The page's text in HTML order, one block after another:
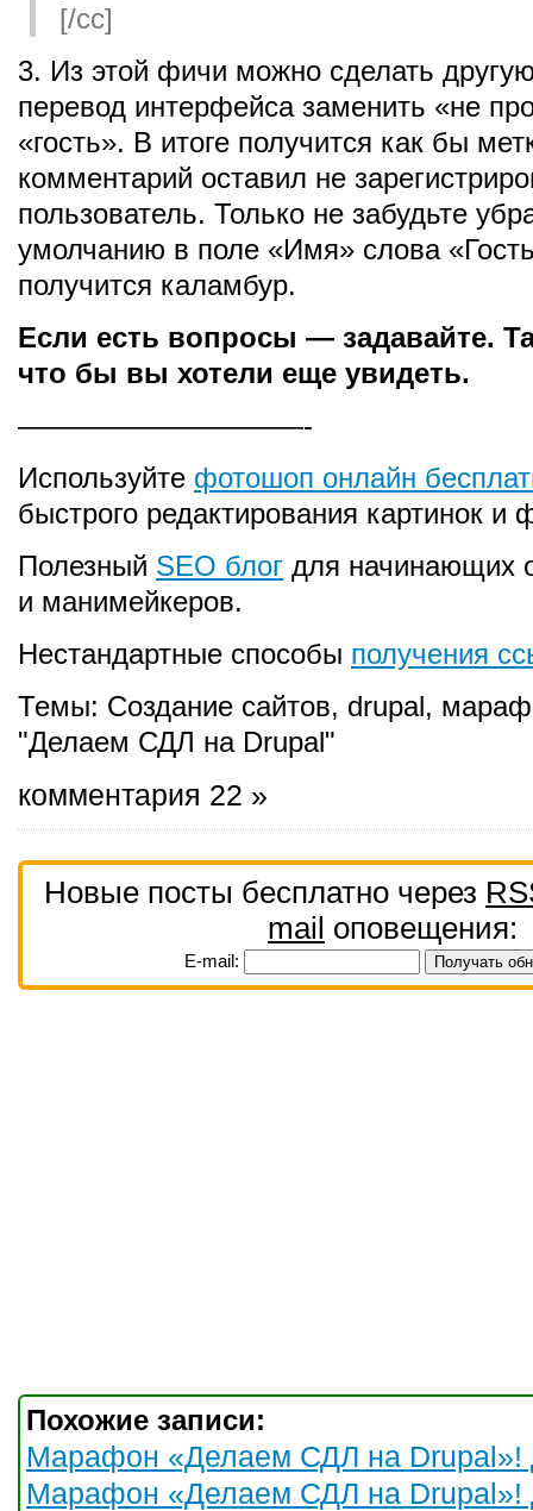
[/cc]
3. Из этой фичи можно сделать
перевод интерфейса заменить «не
«гость». В итоге получится как бы
комментарий оставил не
пользователь. Только не забудьте
умолчанию в поле «Имя» слова
получится каламбур.
Если есть вопросы — задавайте.
что бы вы хотели еще увидеть.
——————————-
Используйте фотошоп онлайн
быстрого редактирования картинок и
Полезный SEO блог для начинающих
и манимейкеров.
Нестандартные способы получения
Темы: Создание сайтов, drupal,
"Делаем СДЛ на Drupal"
комментария 22 »
Новые посты бесплатно через
mail оповещения:
E-mail:
Похожие записи:
Марафон «Делаем СДЛ на Drupal»!
Марафон «Делаем СДЛ на Drupal»!